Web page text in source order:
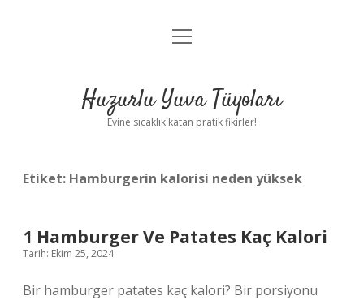
Anasayfa
Yasal Uyarı
menüyü
Huzurlu Yuva Tüyoları
Evine sıcaklık katan pratik fikirler!
Etiket: Hamburgerin kalorisi neden yüksek
1 Hamburger Ve Patates Kaç Kalori
Tarih: Ekim 25, 2024
Bir hamburger patates kaç kalori? Bir porsiyonu